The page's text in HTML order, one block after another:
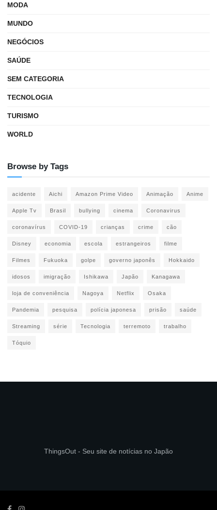
MODA
MUNDO
NEGÓCIOS
SAÚDE
SEM CATEGORIA
TECNOLOGIA
TURISMO
WORLD
Browse by Tags
acidente Aichi Amazon Prime Video Animação Anime
Apple Tv Brasil bullying cinema Coronavirus
coronavírus COVID-19 crianças crime cão
Disney economia escola estrangeiros filme
Filmes Fukuoka golpe governo japonês Hokkaido
idosos imigração Ishikawa Japão Kanagawa
loja de conveniência Nagoya Netflix Osaka
Pandemia pesquisa polícia japonesa prisão saúde
Streaming série Tecnologia terremoto trabalho
Tóquio
ThingsOut - Seu site de notícias no Japão